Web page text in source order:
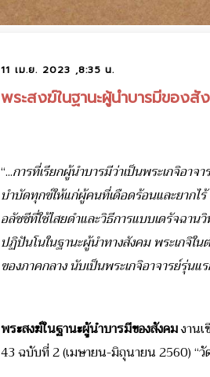
11 เม.ย. 2023 ,8:35 น.
พระสงฆ์ในฐานะผู้นำบารมีของสั
“...การที่เรียกผู้นำบารมีว่าเป็นพระเกจิอาจ
บำบัดทุกข์ให้แก่ผู้คนที่เดือดร้อนและยากไร้
อลัชชีที่ใช้ไสยดำและวิธีการแบบเดรัจฉาน
ปฏิปันโนในฐานะผู้นำทางสังคม พระเกจิใ
ของภาคกลาง นับเป็นพระเกจิอาจารย์รุ่น
พระสงฆ์ในฐานะผู้นำบารมีของสังคมงาน
43 ฉบับที่ 2 (เมษายน-มิถุนายน 2560) “